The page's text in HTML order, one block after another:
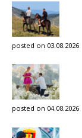
posted on 03.08.2026
posted on 04.08.2026